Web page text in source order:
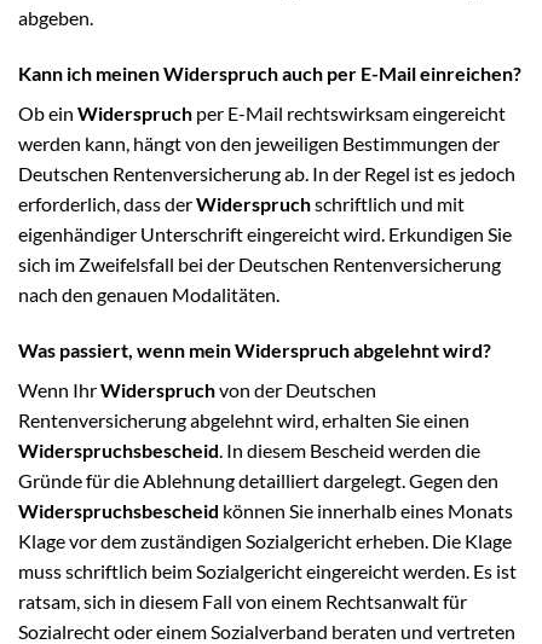
abgeben.
Kann ich meinen Widerspruch auch per E-Mail einreichen?
Ob ein Widerspruch per E-Mail rechtswirksam eingereicht
werden kann, hängt von den jeweiligen Bestimmungen der
Deutschen Rentenversicherung ab. In der Regel ist es jedoch
erforderlich, dass derWiderspruchschriftlich und mit
eigenhändiger Unterschrift eingereicht wird. Erkundigen Sie
sich im Zweifelsfall bei der Deutschen Rentenversicherung
nach den genauen Modalitäten.
Was passiert, wenn mein Widerspruch abgelehnt wird?
Wenn IhrWiderspruchvon der Deutschen
Rentenversicherung abgelehnt wird, erhalten Sie einen
Widerspruchsbescheid . In diesem Bescheid werden die
Gründe für die Ablehnung detailliert dargelegt. Gegen den
Widerspruchsbescheid können Sie innerhalb eines Monats
Klage vor dem zuständigen Sozialgericht erheben. Die Klage
muss schriftlich beim Sozialgericht eingereicht werden. Es ist
ratsam, sich in diesem Fall von einem Rechtsanwalt für
Sozialrecht oder einem Sozialverband beraten und vertreten